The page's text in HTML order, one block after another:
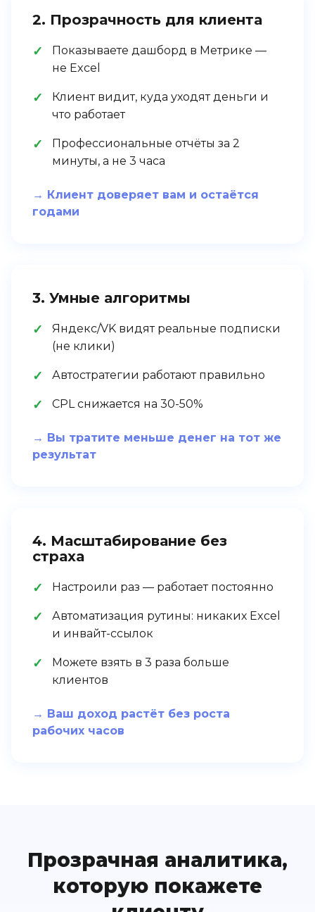
2. Прозрачность для клиента
Показываете дашборд в Метрике —
не Excel
Клиент видит, куда уходят деньги и
что работает
Профессиональные отчёты за 2
минуты, а не 3 часа
→ Клиент доверяет вам и остаётся
годами
3. Умные алгоритмы
Яндекс/VK видят реальные подписки
(не клики)
Автостратегии работают правильно
CPL снижается на 30-50%
→ Вы тратите меньше денег на тот же
результат
4. Масштабирование без
страха
Настроили раз — работает постоянно
Автоматизация рутины: никаких Excel
и инвайт-ссылок
Можете взять в 3 раза больше
клиентов
→ Ваш доход растёт без роста
рабочих часов
Прозрачная аналитика,
которую покажете